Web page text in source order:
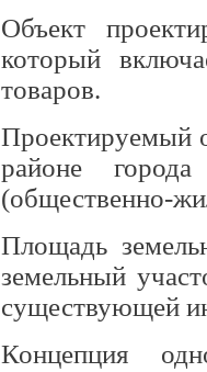
Объект
который
товаров.
Проектируемый
районе
(общественно-
Площадь
земельный
существующей
Концепция